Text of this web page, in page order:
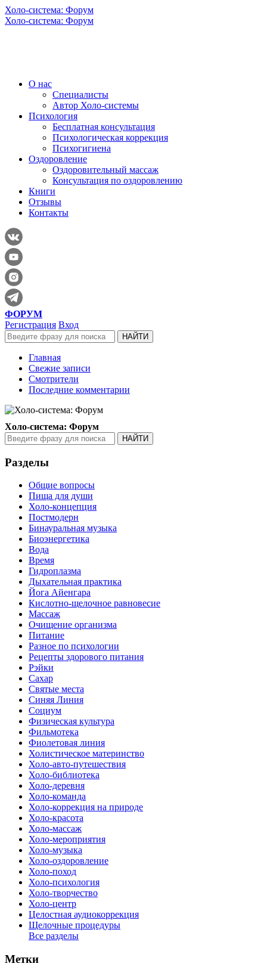
Холо-система: Форум
Холо-система: Форум
О нас
Специалисты
Автор Холо-системы
Психология
Бесплатная консультация
Психологическая коррекция
Психогигиена
Оздоровление
Оздоровительный массаж
Консультация по оздоровлению
Книги
Отзывы
Контакты
ФОРУМ
Регистрация Вход
Главная
Свежие записи
Смотрители
Последние комментарии
Холо-система: Форум
Разделы
Общие вопросы
Пища для души
Холо-концепция
Постмодерн
Бинауральная музыка
Биоэнергетика
Вода
Время
Гидроплазма
Дыхательная практика
Йога Айенгара
Кислотно-щелочное равновесие
Массаж
Очищение организма
Питание
Разное по психологии
Рецепты здорового питания
Рэйки
Сахар
Святые места
Синяя Линия
Социум
Физическая культура
Фильмотека
Фиолетовая линия
Холистическое материнство
Холо-авто-путешествия
Холо-библиотека
Холо-деревня
Холо-команда
Холо-коррекция на природе
Холо-красота
Холо-массаж
Холо-мероприятия
Холо-музыка
Холо-оздоровление
Холо-поход
Холо-психология
Холо-творчество
Холо-центр
Целостная аудиокоррекция
Щелочные процедуры
Все разделы
Метки